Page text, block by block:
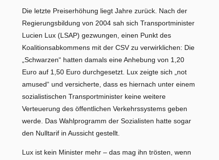
Die letzte Preiserhöhung liegt Jahre zurück. Nach der
Regierungsbildung von 2004 sah sich Transportminister
Lucien Lux (LSAP) gezwungen, einen Punkt des
Koalitionsabkommens mit der CSV zu verwirklichen: Die
„Schwarzen“ hatten damals eine Anhebung von 1,20
Euro auf 1,50 Euro durchgesetzt. Lux zeigte sich „not
amused“ und versicherte, dass es hiernach unter einem
sozialistischen Transportminister keine weitere
Verteuerung des öffentlichen Verkehrssystems geben
werde. Das Wahlprogramm der Sozialisten hatte sogar
den Nulltarif in Aussicht gestellt.
Lux ist kein Minister mehr – das mag ihn trösten, wenn